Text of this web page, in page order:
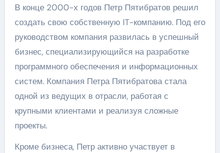
В конце 2000-х годов Петр Пятибратов решил
создать свою собственную IT-компанию. Под его
руководством компания развилась в успешный
бизнес, специализирующийся на разработке
программного обеспечения и информационных
систем. Компания Петра Пятибратова стала
одной из ведущих в отрасли, работая с
крупными клиентами и реализуя сложные
проекты.
Кроме бизнеса, Петр активно участвует в